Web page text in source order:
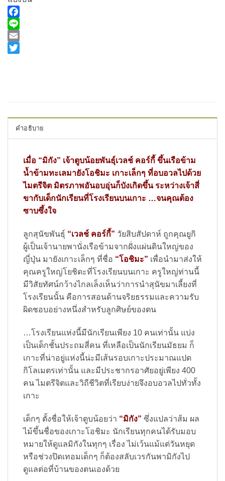
Facebook
Line
Email
คำอธิบาย
เมื่อ “มิกัง” เจ้าตูบน้อยพันธุ์เวลช์ คอร์กี้ ขึ้นเรือข้าม
น้ำข้ามทะเลมายังโอชิมะ เกาะเล็กๆ ที่อบอวลไปด้วย
ไมตรีจิต มิตรภาพอันอบอุ่นก็บังเกิดขึ้น ระหว่างเจ้าสี่
ขากับเด็กนักเรียนที่โรงเรียนบนเกาะ …จนคุณต้อง
ซาบซึ้งใจ
ลูกสุนัขพันธุ์ “เวลช์ คอร์กี้” วัยสิบสัปดาห์ ถูกคุณยูกิ
ผู้เป็นเจ้านายพานั่งเรือข้ามจากฝั่งแผ่นดินใหญ่ของ
ญี่ปุ่น มายังเกาะเล็กๆ ที่ชื่อ “โอชิมะ” เพื่อนำมาส่งให้
คุณครูใหญ่โยชิดะที่โรงเรียนบนเกาะ ครูใหญ่ท่านนี้
มีวิสัยทัศน์กว้างไกลเล็งเห็นว่าการนำสุนัขมาเลี้ยงที่
โรงเรียนนั้น คือการสอนด้านจริยธรรมและความรับ
ผิดชอบอย่างหนึ่งสำหรับลูกศิษย์ของตน
…โรงเรียนแห่งนี้มีนักเรียนเพียง 10 คนเท่านั้น แบ่ง
เป็นเด็กชั้นประถมสี่คน ที่เหลือเป็นนักเรียนมัธยม ก็
เกาะที่น่าอยู่แห่งนี้น่ะมีเส้นรอบเกาะประมาณแปด
กิโลเมตรเท่านั้น และมีประชากรอาศัยอยู่เพียง 400
คน ไมตรีจิตและวิถีชีวิตที่เรียบง่ายจึงอบอวลไปทั่วทั้ง
เกาะ
เด็กๆ ตั้งชื่อให้เจ้าตูบน้อยว่า “มิกัง” ซึ่งแปลว่าส้ม ผล
ไม้ขึ้นชื่อของเกาะโอชิมะ นักเรียนทุกคนได้รับมอบ
หมายให้ดูแลมิกังในทุกๆ เรื่อง ไม่เว้นแม้แต่วันหยุด
หรือช่วงปิดเทอมเด็กๆ ก็ต้องสลับเวรกันพามิกังไป
ดูแลต่อที่บ้านของตนเองด้วย